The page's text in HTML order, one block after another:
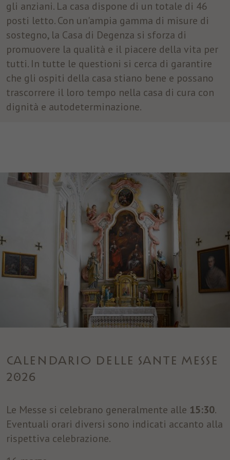
gli anziani. La casa dispone di un totale di 46
posti letto. Con un'ampia gamma di misure di
sostegno, la Casa di Degenza si sforza di
promuovere la qualità e il piacere della vita per
tutti. In tutte le questioni si cerca di garantire
che gli ospiti della casa stiano bene e possano
trascorrere il loro tempo nella casa di cura con
dignità e autodeterminazione.
CALENDARIO DELLE SANTE MESSE
2026
Le Messe si celebrano generalmente alle 15:30.
Eventuali orari diversi sono indicati accanto alla
rispettiva celebrazione.
Nome fr
Provider
Durata 3 Monate
Finalità
Facebook imposta questo cookie per
mostrare agli utenti pubblicità pertinenti
tracciando il comportamento degli utenti sul